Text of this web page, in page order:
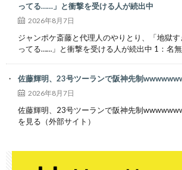
ってる……」と衝撃を受ける人が続出中
2026年8月7日
ジャンポケ斎藤と代理人のやりとり、「地獄
ってる……」と衝撃を受ける人が続出中 1：名
佐藤輝明、23号ツーランで阪神先制
2026年8月7日
佐藤輝明、23号ツーランで阪神先制
を見る（外部サイト）